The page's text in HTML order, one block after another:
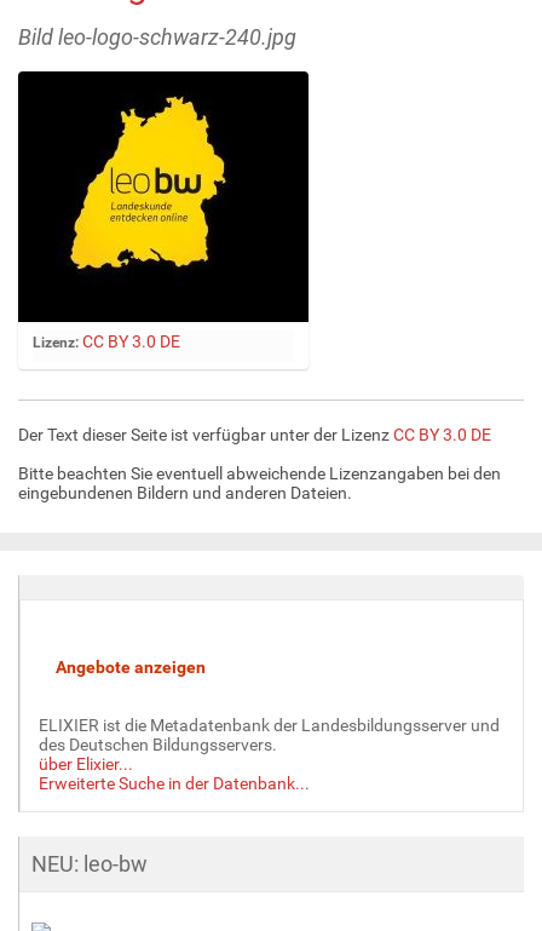
Bild leo-logo-schwarz-240.jpg
Z
e
G
…
Lizenz: CC BY 3.0 DE
Der Text dieser Seite ist verfügbar unter der LizenzCC BY 3.0 DE
Bitte beachten Sie eventuell abweichende Lizenzangaben bei den
eingebundenen Bildern und anderen Dateien.
ELIXIER ist die Metadatenbank der Landesbildungsserver und
des Deutschen Bildungsservers.
über Elixier...
Erweiterte Suche in der Datenbank...
NEU: leo-bw